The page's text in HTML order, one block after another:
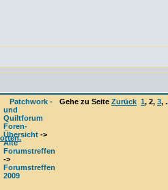
Patchwork -
und
Quiltforum
Foren-
Übersicht ->
Alte
Forumstreffen
->
Forumstreffen
2009
Gehe zu Seite Zurück 1, 2, 3,